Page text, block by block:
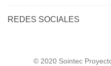
REDES SOCIALES
© 2020 Sointec